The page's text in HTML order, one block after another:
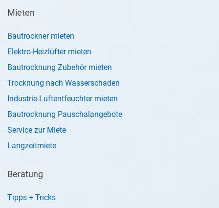
Mieten
Bautrockner mieten
Elektro-Heizlüfter mieten
Bautrocknung Zubehör mieten
Trocknung nach Wasserschaden
Industrie-Luftentfeuchter mieten
Bautrocknung Pauschalangebote
Service zur Miete
Langzeitmiete
Beratung
Tipps + Tricks